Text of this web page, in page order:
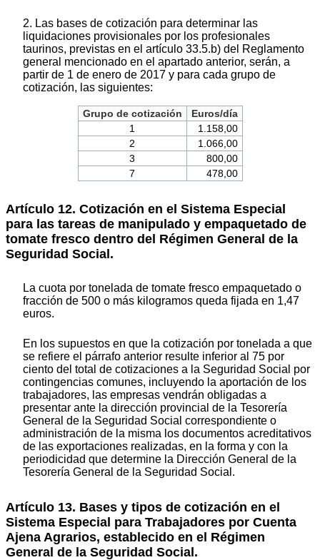
2. Las bases de cotización para determinar las
liquidaciones provisionales por los profesionales
taurinos, previstas en el artículo 33.5.b) del Reglamento
general mencionado en el apartado anterior, serán, a
partir de 1 de enero de 2017 y para cada grupo de
cotización, las siguientes:
Grupo de cotización
Euros/día
1
1.158,00
2
1.066,00
3
800,00
7
478,00
Artículo 12. Cotización en el Sistema Especial
para las tareas de manipulado y empaquetado de
tomate fresco dentro del Régimen General de la
Seguridad Social.
La cuota por tonelada de tomate fresco empaquetado o
fracción de 500 o más kilogramos queda fijada en 1,47
euros.
En los supuestos en que la cotización por tonelada a que
se refiere el párrafo anterior resulte inferior al 75 por
ciento del total de cotizaciones a la Seguridad Social por
contingencias comunes, incluyendo la aportación de los
trabajadores, las empresas vendrán obligadas a
presentar ante la dirección provincial de la Tesorería
General de la Seguridad Social correspondiente o
administración de la misma los documentos acreditativos
de las exportaciones realizadas, en la forma y con la
periodicidad que determine la Dirección General de la
Tesorería General de la Seguridad Social.
Artículo 13. Bases y tipos de cotización en el
Sistema Especial para Trabajadores por Cuenta
Ajena Agrarios, establecido en el Régimen
General de la Seguridad Social.